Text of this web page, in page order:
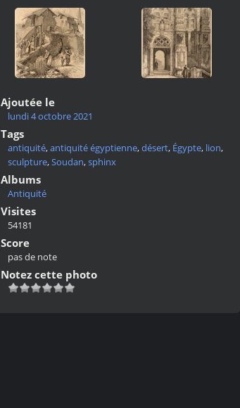
Ajoutée le
lundi 4 octobre 2021
Tags
antiquité,antiquité égyptienne,désert, Égypte, lion,
sculpture,Soudan,sphinx
Albums
Antiquité
Visites
54181
Score
pas de note
Notez cette photo